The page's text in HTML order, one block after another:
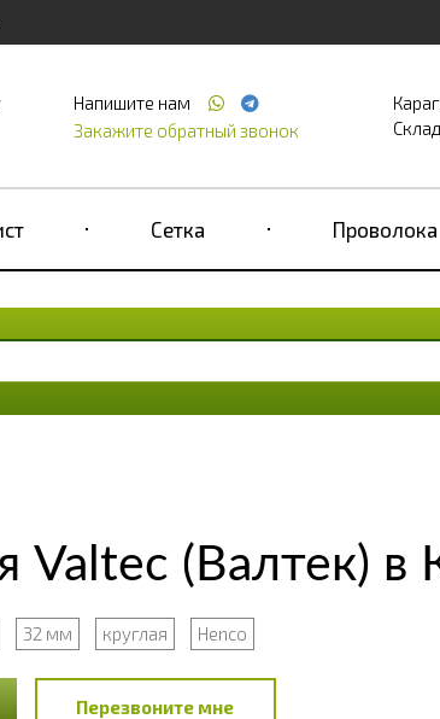
Напишите нам
Закажите обратный звонок
Сетка Проволока
Valtec (Валтек) в
32 мм круглая Henco
Перезвоните мне